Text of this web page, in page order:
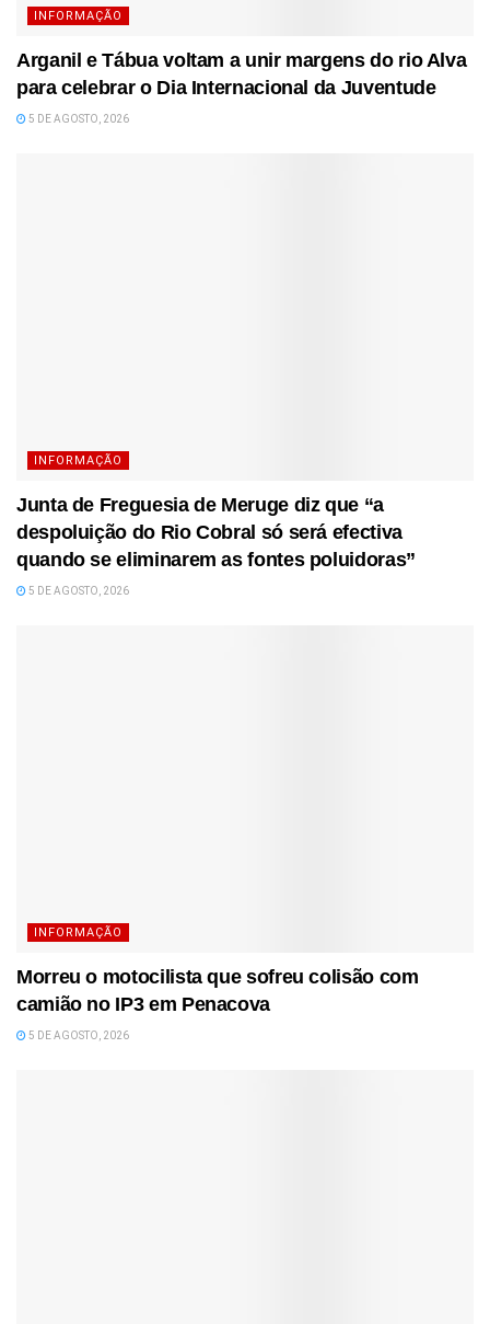
INFORMAÇÃO
Arganil e Tábua voltam a unir margens do rio Alva
para celebrar o Dia Internacional da Juventude
5 DE AGOSTO, 2026
INFORMAÇÃO
Junta de Freguesia de Meruge diz que “a
despoluição do Rio Cobral só será efectiva
quando se eliminarem as fontes poluidoras”
5 DE AGOSTO, 2026
INFORMAÇÃO
Morreu o motocilista que sofreu colisão com
camião no IP3 em Penacova
5 DE AGOSTO, 2026